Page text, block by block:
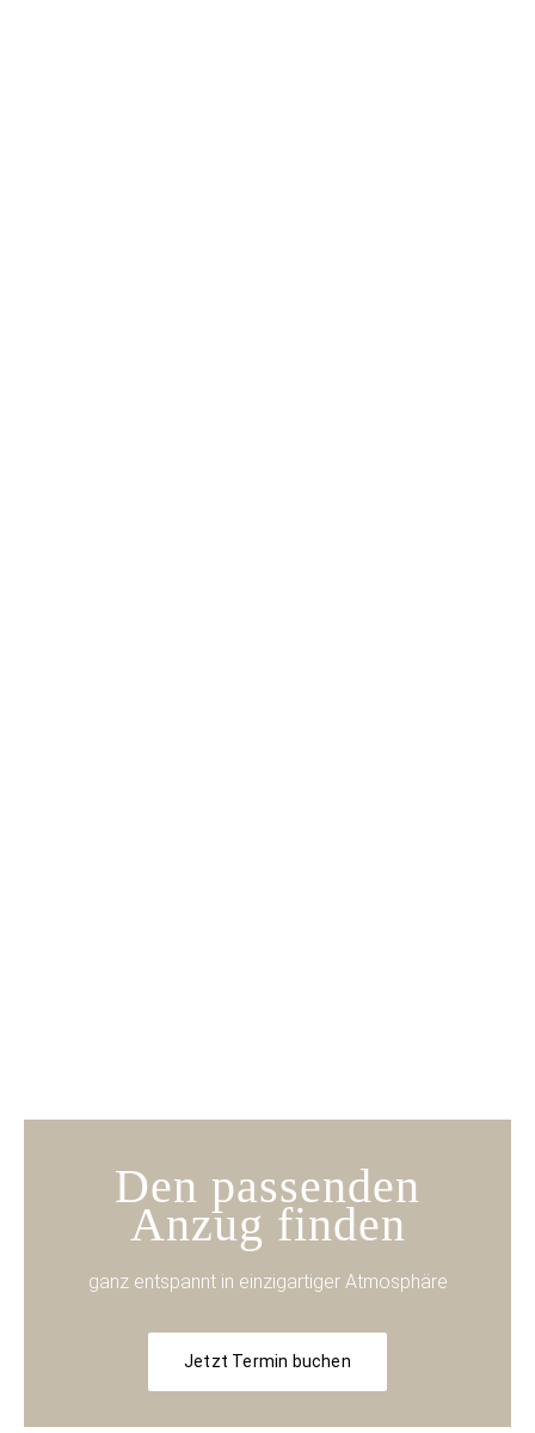
Den passenden
Anzug finden
ganz entspannt in einzigartiger Atmosphäre​
Jetzt Termin buchen